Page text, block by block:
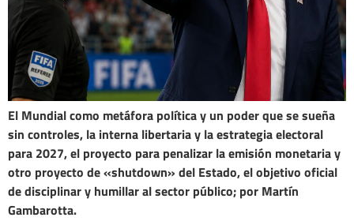
El Mundial como metáfora política y un poder que se sueña
sin controles, la interna libertaria y la estrategia electoral
para 2027, el proyecto para penalizar la emisión monetaria y
otro proyecto de «shutdown» del Estado, el objetivo oficial
de disciplinar y humillar al sector público; por Martín
Gambarotta.